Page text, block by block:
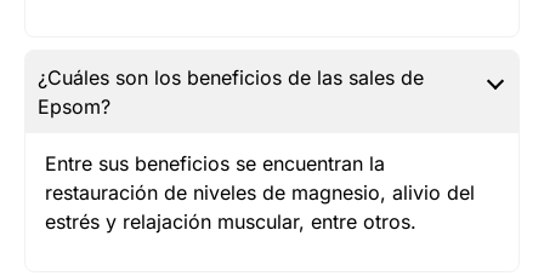
¿Cuáles son los beneficios de las sales de
Epsom?
Entre sus beneficios se encuentran la
restauración de niveles de magnesio, alivio del
estrés y relajación muscular, entre otros.